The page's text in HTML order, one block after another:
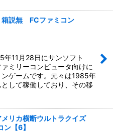
箱説無 FCファミコン
年11月28日にサンソフト
ァミリーコンピュータ向けに
ゲームです。元々は1985年
して稼働しており、その移
メリカ横断ウルトラクイズ
【6】